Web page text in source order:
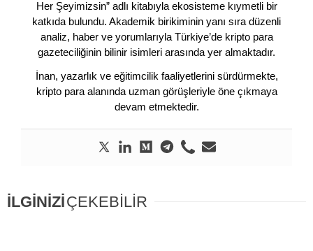
Her Şeyimizsin” adlı kitabıyla ekosisteme kıymetli bir
katkıda bulundu. Akademik birikiminin yanı sıra düzenli
analiz, haber ve yorumlarıyla Türkiye’de kripto para
gazeteciliğinin bilinir isimleri arasında yer almaktadır.
İnan, yazarlık ve eğitimcilik faaliyetlerini sürdürmekte,
kripto para alanında uzman görüşleriyle öne çıkmaya
devam etmektedir.
İLGİNİZİÇEKEBİLİR